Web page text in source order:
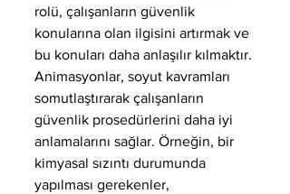
rolü, çalışanların güvenlik
konularına olan ilgisini artırmak ve
bu konuları daha anlaşılır kılmaktır.
Animasyonlar, soyut kavramları
somutlaştırarak çalışanların
güvenlik prosedürlerini daha iyi
anlamalarını sağlar. Örneğin, bir
kimyasal sızıntı durumunda
yapılması gerekenler,